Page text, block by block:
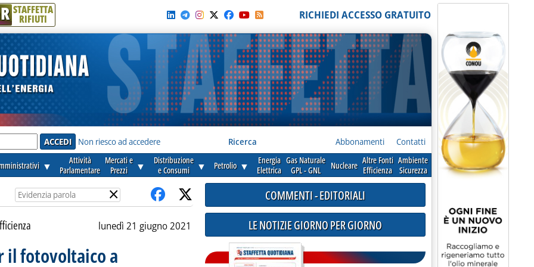
R STAFFETTA
RIFIUTI RICHIEDI ACCESSO GRATUITO
Non riesco ad accedere Ricerca Abbonamenti Contatti
▼
Attività
Parlamentare
Mercati e
Prezzi
▼
Distribuzione
e Consumi
▼ Petrolio ▼
Energia
Elettrica
Gas Naturale
GPL - GNL
Nucleare Altre Fonti
Efficienza
Ambiente
Sicurezza
×
lunedì 21 giugno 2021
il fotovoltaico a
COMMENTI - EDITORIALI
LE NOTIZIE GIORNO PER GIORNO